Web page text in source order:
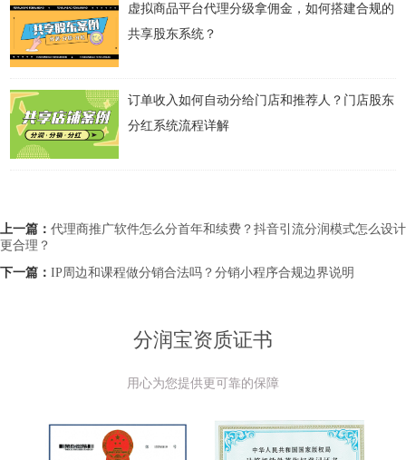
虚拟商品平台代理分级拿佣金，如何搭建合规的
共享股东系统？
订单收入如何自动分给门店和推荐人？门店股东
分红系统流程详解
上一篇： 代理商推广软件怎么分首年和续费？抖音引流分润模式怎么设计
更合理？
下一篇： IP周边和课程做分销合法吗？分销小程序合规边界说明
分润宝资质证书
用心为您提供更可靠的保障